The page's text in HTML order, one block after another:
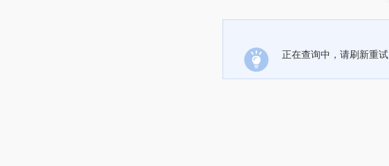
正在查询中，请刷新重试